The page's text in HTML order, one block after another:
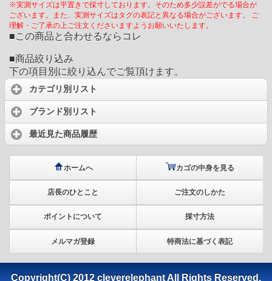
※実測サイズは平置きで採寸しております。そのため多少誤差がでる場合が
ございます。また、実測サイズはタグの表記と異なる場合がございます。 ご
理解・ご了承の上ご注文くださいますようお願いいたします。
■この商品と合わせるならコレ
■商品絞り込み
下の項目別に絞り込んでご覧頂けます。
カテゴリ別リスト
ブランド別リスト
最近見た商品履歴
ホームへ カゴの中身を見る
店長のひとこと ご注文のしかた
ポイントについて 採寸方法
メルマガ登録 特商法に基づく表記
Copyright(C) 2012 cleverelephant All Rights Reserved.